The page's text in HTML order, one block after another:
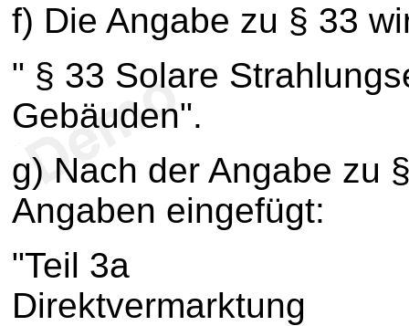
f) Die Angabe zu § 33
" § 33 Solare
Gebäuden".
g) Nach der Angabe zu
Angaben eingefügt:
"Teil 3a
Direktvermarktung